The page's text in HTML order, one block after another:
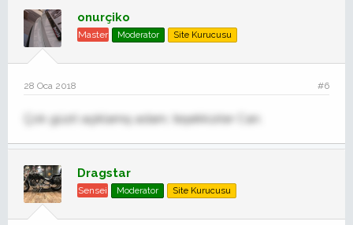
onurçiko
Master Moderator Site Kurucusu
28 Oca 2018 #6
Çok güzrl açıklamış adam, teşekkürler Can.
Dragstar
Sensei Moderator Site Kurucusu